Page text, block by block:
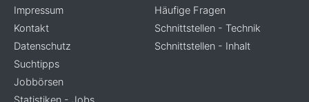
Impressum
Kontakt
Datenschutz
Suchtipps
Jobbörsen
Häufige Fragen
Schnittstellen - Technik
Schnittstellen - Inhalt